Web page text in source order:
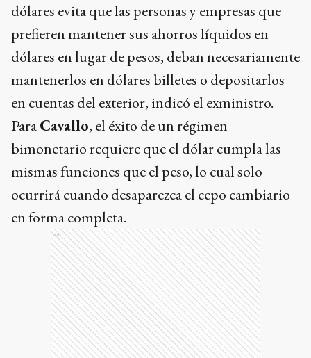
dólares evita que las personas y empresas que
prefieren mantener sus ahorros líquidos en
dólares en lugar de pesos, deban necesariamente
mantenerlos en dólares billetes o depositarlos
en cuentas del exterior, indicó el exministro.
ParaCavallo, el éxito de un régimen
bimonetario requiere que el dólar cumpla las
mismas funciones que el peso, lo cual solo
ocurrirá cuando desaparezca el cepo cambiario
en forma completa.
Ads